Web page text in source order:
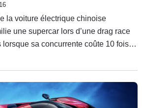
la voiture électrique chinoise
une supercar lors d’une drag race
lorsque sa concurrente coûte 10 fois